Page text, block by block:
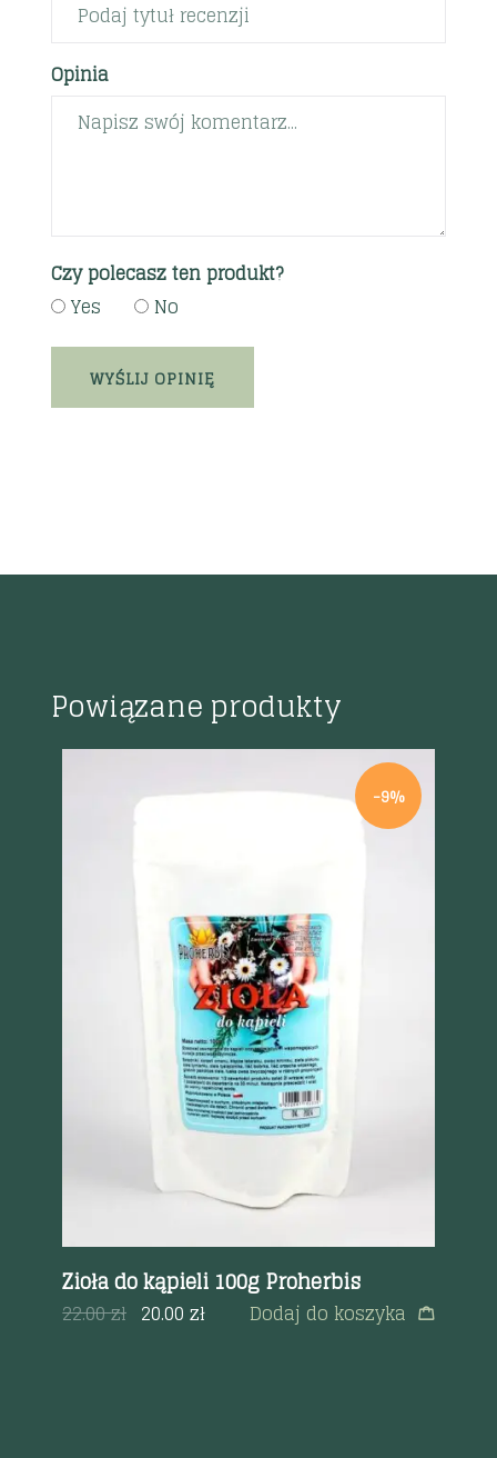
Opinia
Czy polecasz ten produkt?
Yes
No
Powiązane produkty
-9%
Szybki podgląd
Zioła do kąpieli 100g Proherbis
22.00zł 20.00zł Dodaj do koszyka